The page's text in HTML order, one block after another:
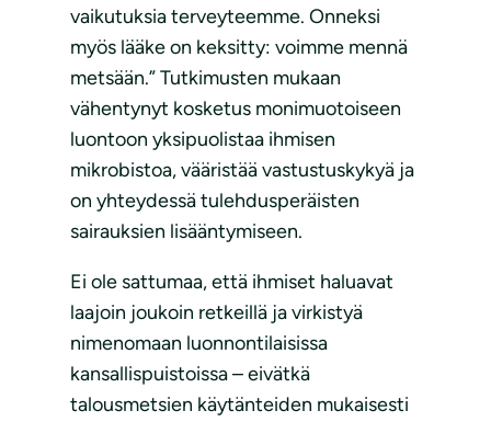
vaikutuksia terveyteemme. Onneksi
myös lääke on keksitty: voimme mennä
metsään.” Tutkimusten mukaan
vähentynyt kosketus monimuotoiseen
luontoon yksipuolistaa ihmisen
mikrobistoa, vääristää vastustuskykyä ja
on yhteydessä tulehdusperäisten
sairauksien lisääntymiseen.
Ei ole sattumaa, että ihmiset haluavat
laajoin joukoin retkeillä ja virkistyä
nimenomaan luonnontilaisissa
kansallispuistoissa – eivätkä
talousmetsien käytänteiden mukaisesti